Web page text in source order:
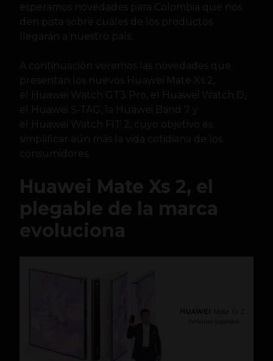
esperamos novedades para Colombia que nos
den pista sobre cuáles de los productos
llegarán a nuestro país.
A continuación veremos las novedades que
presentan los nuevos Huawei Mate Xs 2,
el Huawei Watch GT3 Pro, el Huawei Watch D,
el Huawei S-TAG, la Huawei Band 7 y
el Huawei Watch FIT 2, cuyo objetivo es
simplificar aún más la vida cotidiana de los
consumidores.
Huawei Mate Xs 2, el
plegable de la marca
evoluciona